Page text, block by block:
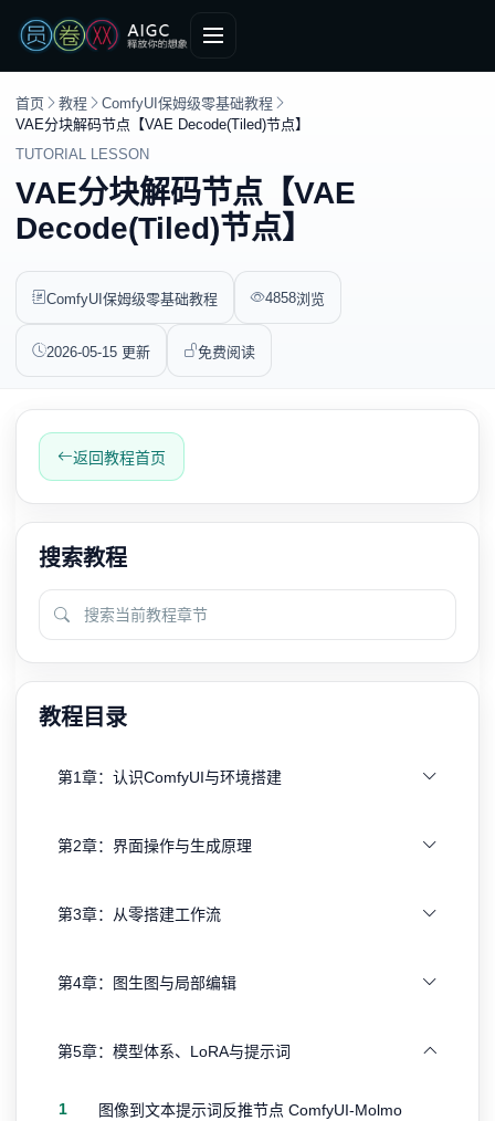
首页 教程
ComfyUI保姆级零基础教程
VAE分块解码节点【VAE Decode(Tiled)节点】
TUTORIAL LESSON
VAE分块解码节点【VAE
Decode(Tiled)节点】
ComfyUI保姆级零基础教程 4858浏览
2026-05-15 更新 免费阅读
返回教程首页
搜索教程
教程目录
第1章：认识ComfyUI与环境搭建
第2章：界面操作与生成原理
第3章：从零搭建工作流
第4章：图生图与局部编辑
第5章：模型体系、LoRA与提示词
1 图像到文本提示词反推节点 ComfyUI-Molmo